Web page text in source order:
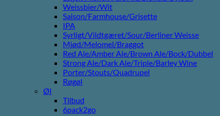
Weissbier/Wit
Saison/Farmhouse/Grisette
IPA
Syrligt/Vildtgæret/Sour/Berliner Weisse
Mjød/Melomel/Braggot
Red Ale/Amber Ale/Brown Ale/Bock/Dubbel
Strong Ale/Dark Ale/Triple/Barley Wine
Porter/Stouts/Quadrupel
Røgøl
Øl
Tilbud
6pack2go